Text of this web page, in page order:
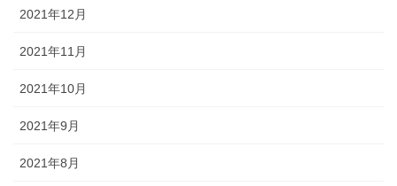
2021年12月
2021年11月
2021年10月
2021年9月
2021年8月